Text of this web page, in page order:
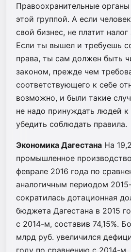
Правоохранительные
этой группой. А если
свой бизнес, не платит
Если ты вышел и требуешь
права, ты сам должен быть
законом, прежде чем
соответствующего к себе
возможно, и были такие
не надо принуждать людей
убедить соблюдать правила.
Экономика Дагестана На
промышленное
феврале 2016 года по
аналогичным периодом
сократилась дотационная
бюджета Дагестана в 2015
с 2014-м, составив 74,15%.
млрд руб. увеличился
году по сравнению с 2014-м.